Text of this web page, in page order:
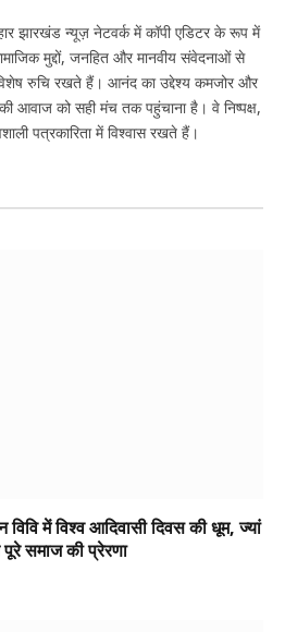
झारखंड न्यूज़ नेटवर्क में कॉपी एडिटर के रूप में
मुद्दों, जनहित और मानवीय संवेदनाओं से
रुचि रखते हैं। आनंद का उद्देश्य कमजोर और
आवाज को सही मंच तक पहुंचाना है। वे निष्पक्ष,
पत्रकारिता में विश्वास रखते हैं।
में विश्व आदिवासी दिवस की धूम, ज्यां
समाज की प्रेरणा